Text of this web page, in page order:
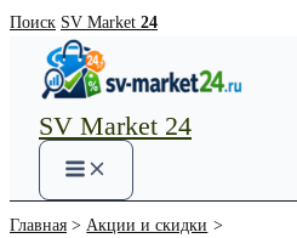
Перейти
содержимому
Поиск SV Market 24
SV Market 24
Main
Menu
Главная
Акции и скидки